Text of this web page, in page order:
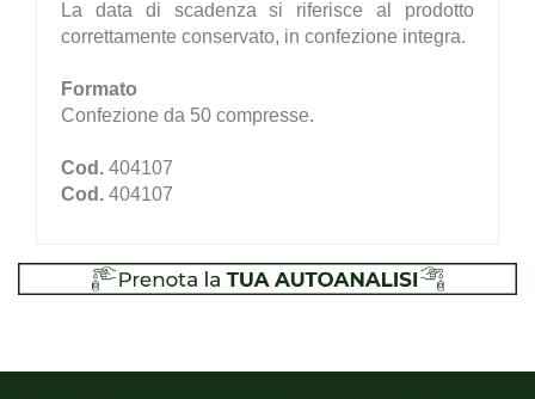
La data di scadenza si riferisce al prodotto
correttamente conservato, in confezione integra.
Formato
Confezione da 50 compresse.
Cod. 404107
Cod. 404107